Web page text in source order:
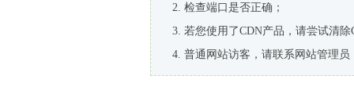
检查端口是否正确；
若您使用了CDN产品，请尝试清除
普通网站访客，请联系网站管理员